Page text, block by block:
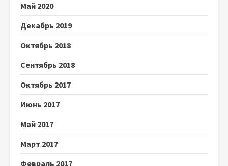
Май 2020
Декабрь 2019
Октябрь 2018
Сентябрь 2018
Октябрь 2017
Июнь 2017
Май 2017
Март 2017
Февраль 2017